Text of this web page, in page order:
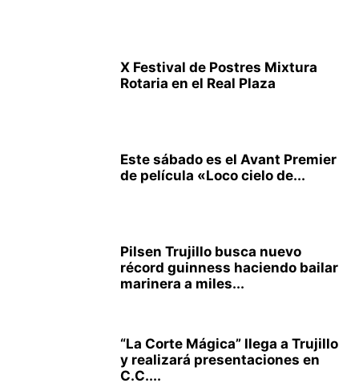
X Festival de Postres Mixtura
Rotaria en el Real Plaza
Este sábado es el Avant Premier
de película «Loco cielo de...
Pilsen Trujillo busca nuevo
récord guinness haciendo bailar
marinera a miles...
“La Corte Mágica” llega a Trujillo
y realizará presentaciones en
C.C....